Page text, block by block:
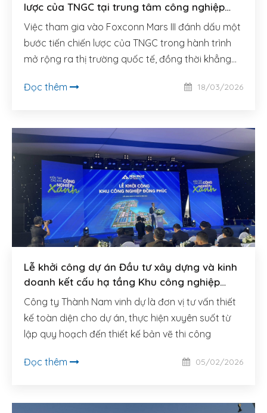
lược của TNGC tại trung tâm công nghiệp
mới của châu Á
Việc tham gia vào Foxconn Mars III đánh dấu một
bước tiến chiến lược của TNGC trong hành trình
mở rộng ra thị trường quốc tế, đồng thời khẳng
Đọc thêm
18/03/2026
Lễ khởi công dự án Đầu tư xây dựng và kinh
doanh kết cấu hạ tầng Khu công nghiệp
Đồng Phúc (Bắc Ninh)
Công ty Thành Nam vinh dự là đơn vị tư vấn thiết
kế toàn diện cho dự án, thực hiện xuyên suốt từ
lập quy hoạch đến thiết kế bản vẽ thi công
Đọc thêm 05/02/2026